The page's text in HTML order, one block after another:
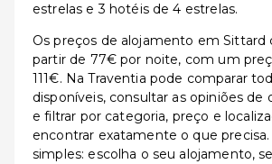
estrelas e 3 hotéis de 4 estrelas.
Os preços de alojamento em Sittard
partir de 77€ por noite, com um
111€. Na Traventia pode comparar
disponíveis, consultar as opiniões de
e filtrar por categoria, preço e
encontrar exatamente o que precisa.
simples: escolha o seu alojamento,